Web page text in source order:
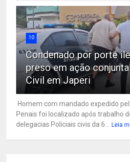
10
Condenado por porte
preso em ação
Civil em Japeri
Homem com mandado expedido
Penais foi localizado após trabalho
delegacias Policiais civis da 6...
Leia